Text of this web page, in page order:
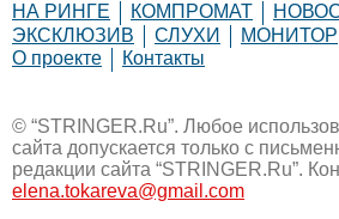
НА РИНГЕ КОМПРОМАТ
ЭКСКЛЮЗИВ
СЛУХИ МОНИТОР
О проекте
Контакты
© “STRINGER.Ru”. Любое
сайта допускается только с
редакции сайта “STRINGER.Ru”.
elena.tokareva@gmail.com